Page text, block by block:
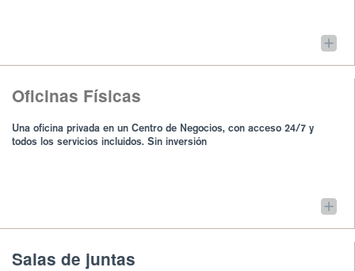
Oficinas Físicas
Una oficina privada en un Centro de Negocios, con acceso 24/7 y
todos los servicios incluidos. Sin inversión
Salas de juntas